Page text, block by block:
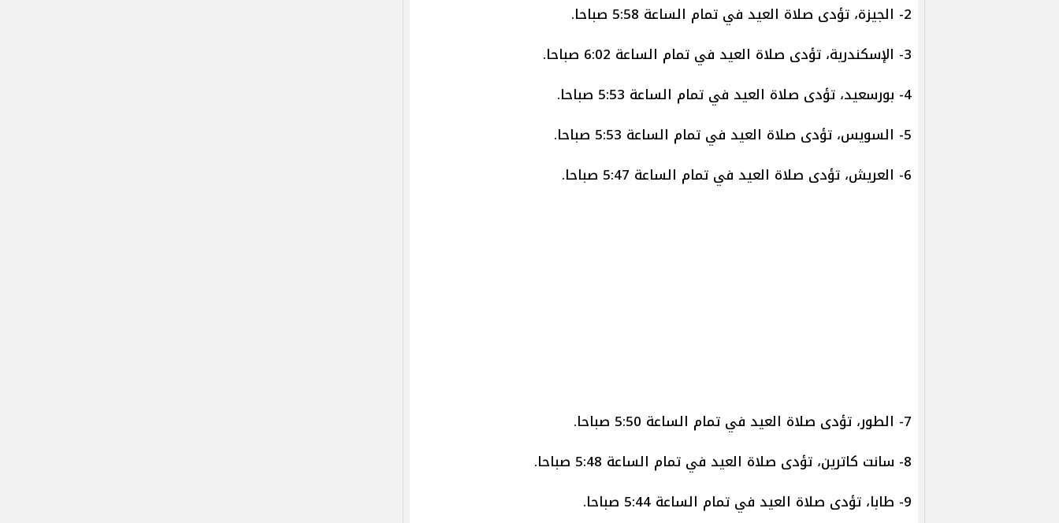
2- الجيزة، تؤدى صلاة العيد في تمام الساعة 5:58 صباحا.
3- الإسكندرية، تؤدى صلاة العيد في تمام الساعة 6:02 صباحا.
4- بورسعيد، تؤدى صلاة العيد في تمام الساعة 5:53 صباحا.
5- السويس، تؤدى صلاة العيد في تمام الساعة 5:53 صباحا.
6- العريش، تؤدى صلاة العيد في تمام الساعة 5:47 صباحا.
7- الطور، تؤدى صلاة العيد في تمام الساعة 5:50 صباحا.
8- سانت كاترين، تؤدى صلاة العيد في تمام الساعة 5:48 صباحا.
9- طابا، تؤدى صلاة العيد في تمام الساعة 5:44 صباحا.